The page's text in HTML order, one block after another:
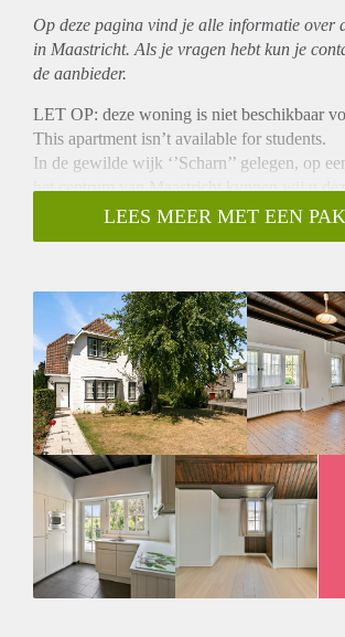
Op deze pagina vind je alle informatie over
in Maastricht. Als je vragen hebt kun je
de aanbieder.
LET OP: deze woning is niet beschikbaar
This apartment isn’t available for students.
In de gewilde wijk ‘’Scharn’’ gelegen, op
het centrum van Maastricht kunnen wij u
vrijstaande en gestoffeerde villa aanbieden.
Deze woning biedt veel ruimte, zowel binnen
In de directe omgeving van het object zijn
voorzieningen voorhanden.
LEES MEER MET EEN